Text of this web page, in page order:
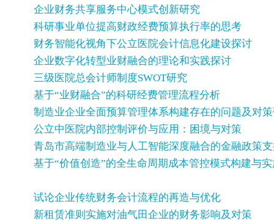
企业财务共享服务中心模式创新研究
科研事业单位提高财政经费预算执行率的思考
财务智能化视角下公立医院会计信息化建设探讨
企业数字化转型业财融合的理论和实践探讨
三级医院总会计师制度SWOT研究
基于“业财融合”的科研经费管理流程分析
制造业企业全面预算管理体系构建存在的问题及对
公立中医院内部控制评价与应用：困境与对策
青岛市高端制造业与人工智能深度融合的金融政策
基于“价值创造”的全生命周期成本管控模式构建与
试论企业传统财务会计流程的再造与优化
新租赁准则实施对油气田企业的财务影响及对策